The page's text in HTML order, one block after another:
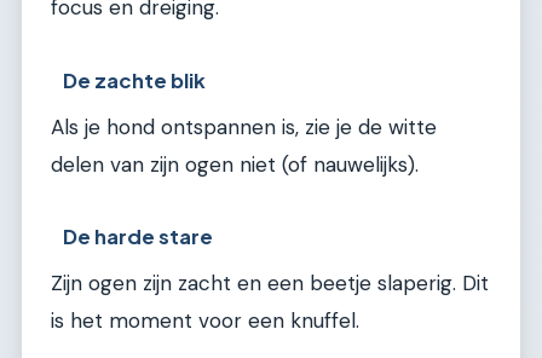
focus en dreiging.
De zachte blik
Als je hond ontspannen is, zie je de witte
delen van zijn ogen niet (of nauwelijks).
De harde stare
Zijn ogen zijn zacht en een beetje slaperig. Dit
is het moment voor een knuffel.